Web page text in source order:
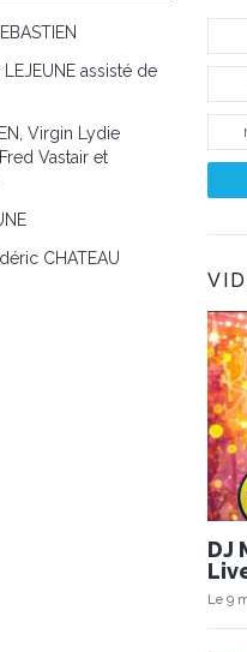
assisté de
Virgin Lydie
Vastair et
CHATEAU
DJ
Le 9